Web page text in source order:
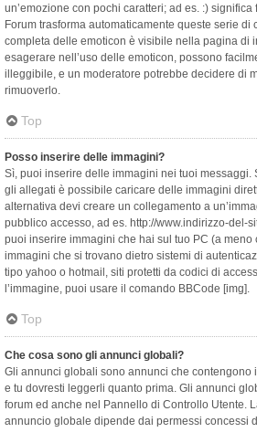
un’emozione con pochi caratteri; ad es. :)
Forum trasforma automaticamente queste serie di
completa delle emoticon è visibile nella pagina di
esagerare nell’uso delle emoticon, possono
illeggibile, e un moderatore potrebbe decidere di
rimuoverlo.
Top
Posso inserire delle immagini?
Sì, puoi inserire delle immagini nei tuoi messaggi.
gli allegati è possibile caricare delle immagini
alternativa devi creare un collegamento a
pubblico accesso, ad es. http://www.indirizzo-del-
puoi inserire immagini che hai sul tuo PC (a
immagini che si trovano dietro sistemi di
tipo yahoo o hotmail, siti protetti da codici di
l’immagine, puoi usare il comando BBCode [img].
Top
Che cosa sono gli annunci globali?
Gli annunci globali sono annunci che contengono
e tu dovresti leggerli quanto prima. Gli annunci
forum ed anche nel Pannello di Controllo Utente.
annuncio globale dipende dai permessi concessi